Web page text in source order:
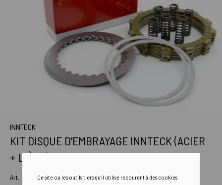
INNTECK
KIT DISQUE D'EMBRAYAGE INNTECK (ACIER
+ LIÈGE)
Art. AXC99-002
Ce site ou les outils tiers qu'il utilise recourent à des cookies